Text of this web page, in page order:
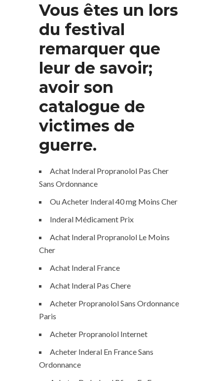
Vous êtes un lors
du festival
remarquer que
leur de savoir;
avoir son
catalogue de
victimes de
guerre.
Achat Inderal Propranolol Pas Cher
Sans Ordonnance
Ou Acheter Inderal 40 mg Moins Cher
Inderal Médicament Prix
Achat Inderal Propranolol Le Moins
Cher
Achat Inderal France
Achat Inderal Pas Chere
Acheter Propranolol Sans Ordonnance
Paris
Acheter Propranolol Internet
Acheter Inderal En France Sans
Ordonnance